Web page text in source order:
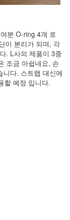
분 O-ring 4개 로
이 분리가 되며, 각
. L사의 제품이 3중
조금 아쉽네요, 손
다. 스트랩 대신에
할 예정 입니다.